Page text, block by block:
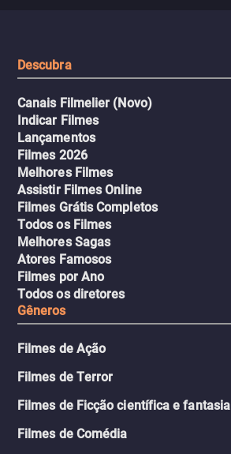
Descubra
Canais Filmelier (Novo)
Indicar Filmes
Lançamentos
Filmes 2026
Melhores Filmes
Assistir Filmes Online
Filmes Grátis Completos
Todos os Filmes
Melhores Sagas
Atores Famosos
Filmes por Ano
Todos os diretores
Gêneros
Filmes de Ação
Filmes de Terror
Filmes de Ficção científica e fantasia
Filmes de Comédia